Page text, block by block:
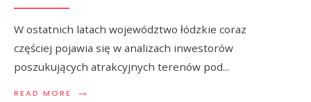
W ostatnich latach województwo łódzkie coraz
częściej pojawia się w analizach inwestorów
poszukujących atrakcyjnych terenów pod...
READ MORE →